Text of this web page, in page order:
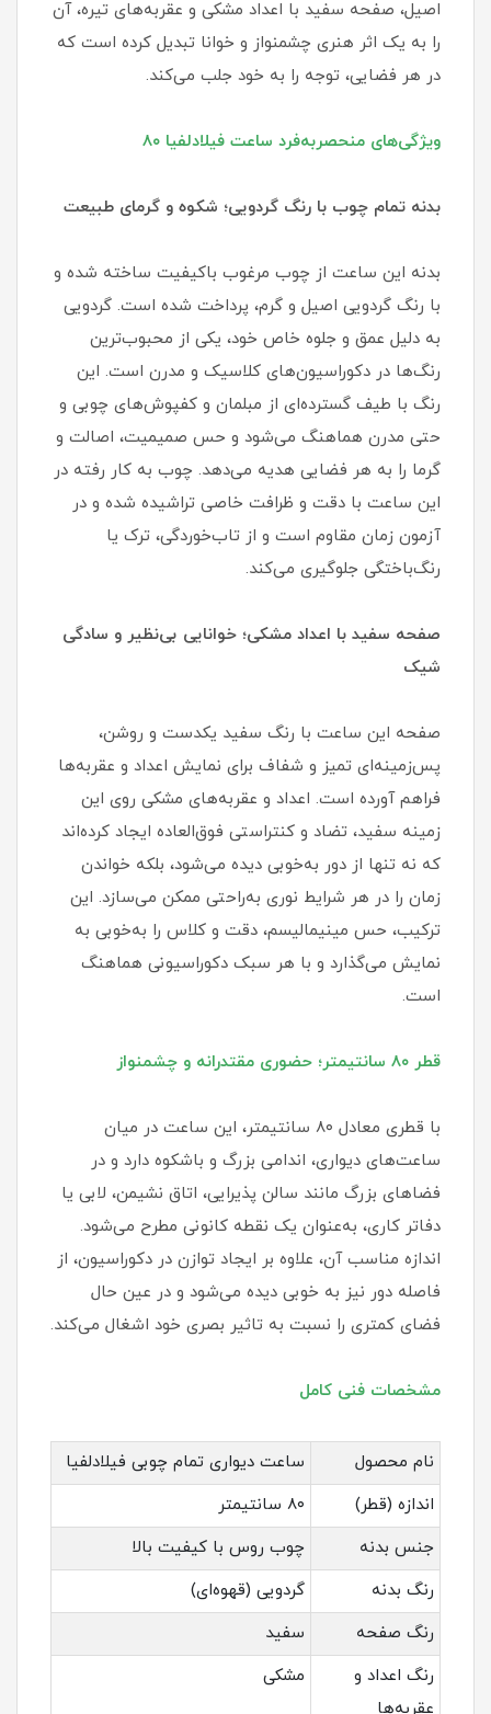
اصیل، صفحه سفید با اعداد مشکی و عقربه‌های تیره، آن
را به یک اثر هنری چشمنواز و خوانا تبدیل کرده است که
در هر فضایی، توجه را به خود جلب می‌کند.
ویژگی‌های منحصربه‌فرد ساعت فیلادلفیا ۸۰
بدنه تمام چوب با رنگ گردویی؛ شکوه و گرمای طبیعت
بدنه این ساعت از چوب مرغوب باکیفیت ساخته شده و
با رنگ گردویی اصیل و گرم، پرداخت شده است. گردویی
به دلیل عمق و جلوه خاص خود، یکی از محبوب‌ترین
رنگ‌ها در دکوراسیون‌های کلاسیک و مدرن است. این
رنگ با طیف گسترده‌ای از مبلمان و کفپوش‌های چوبی و
حتی مدرن هماهنگ می‌شود و حس صمیمیت، اصالت و
گرما را به هر فضایی هدیه می‌دهد. چوب به کار رفته در
این ساعت با دقت و ظرافت خاصی تراشیده شده و در
آزمون زمان مقاوم است و از تاب‌خوردگی، ترک یا
رنگ‌باختگی جلوگیری می‌کند.
صفحه سفید با اعداد مشکی؛ خوانایی بی‌نظیر و سادگی
شیک
صفحه این ساعت با رنگ سفید یکدست و روشن،
پس‌زمینه‌ای تمیز و شفاف برای نمایش اعداد و عقربه‌ها
فراهم آورده است. اعداد و عقربه‌های مشکی روی این
زمینه سفید، تضاد و کنتراستی فوق‌العاده ایجاد کرده‌اند
که نه تنها از دور به‌خوبی دیده می‌شود، بلکه خواندن
زمان را در هر شرایط نوری به‌راحتی ممکن می‌سازد. این
ترکیب، حس مینیمالیسم، دقت و کلاس را به‌خوبی به
نمایش می‌گذارد و با هر سبک دکوراسیونی هماهنگ
است.
قطر ۸۰ سانتیمتر؛ حضوری مقتدرانه و چشمنواز
با قطری معادل ۸۰ سانتیمتر، این ساعت در میان
ساعت‌های دیواری، اندامی بزرگ و باشکوه دارد و در
فضاهای بزرگ مانند سالن پذیرایی، اتاق نشیمن، لابی یا
دفاتر کاری، به‌عنوان یک نقطه کانونی مطرح می‌شود.
اندازه مناسب آن، علاوه بر ایجاد توازن در دکوراسیون، از
فاصله دور نیز به خوبی دیده می‌شود و در عین حال
فضای کمتری را نسبت به تاثیر بصری خود اشغال می‌کند.
مشخصات فنی کامل
نام محصول
ساعت دیواری تمام چوبی فیلادلفیا
اندازه (قطر)
۸۰ سانتیمتر
جنس بدنه
چوب روس با کیفیت بالا
رنگ بدنه
گردویی (قهوه‌ای)
رنگ صفحه
سفید
رنگ اعداد و
عقربه‌ها
مشکی